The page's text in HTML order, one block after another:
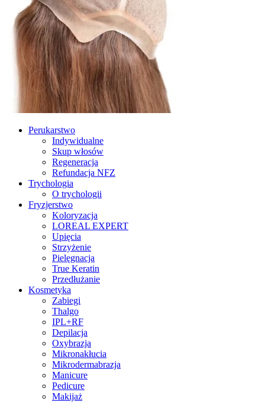
Perukarstwo
Indywidualne
Skup włosów
Regeneracja
Refundacja NFZ
Trychologia
O trychologii
Fryzjerstwo
Koloryzacja
LOREAL EXPERT
Upięcia
Strzyżenie
Pielęgnacja
True Keratin
Przedłużanie
Kosmetyka
Zabiegi
Thalgo
IPL+RF
Depilacja
Oxybrazja
Mikronakłucia
Mikrodermabrazja
Manicure
Pedicure
Makijaż